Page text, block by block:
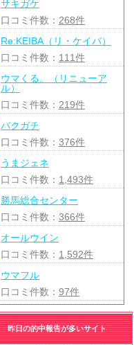
サキガケ
口コミ件数： 268件
Re:KEIBA（リ・ケイバ）
口コミ件数： 111件
ウマくる。（リニューア
ル）
口コミ件数： 219件
バクガチ
口コミ件数： 376件
うまジェネ
口コミ件数： 1,493件
勝馬総合センター
口コミ件数： 366件
オールウイン
口コミ件数： 1,592件
ウマフル
口コミ件数： 97件
昨日の的中報告が多いサイト